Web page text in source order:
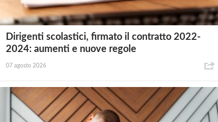
Dirigenti scolastici, firmato il contratto 2022-
2024: aumenti e nuove regole
07 agosto 2026